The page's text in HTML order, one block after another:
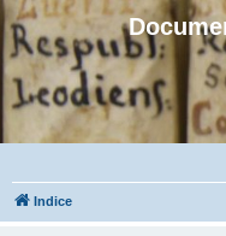
Indice